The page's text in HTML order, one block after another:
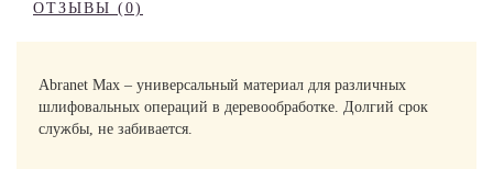
ОТЗЫВЫ (0)
Abranet Max – универсальный материал для различных
шлифовальных операций в деревообработке. Долгий срок
службы, не забивается.